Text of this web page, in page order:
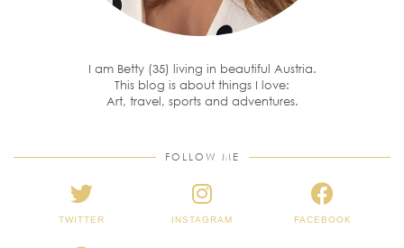
I am Betty (35) living in beautiful Austria.
This blog is about things I love:
Art, travel, sports and adventures.
FOLLOW ME
TWITTER INSTAGRAM FACEBOOK